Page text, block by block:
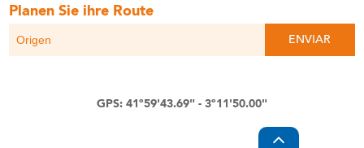
Planen Sie ihre Route
GPS: 41º59'43.69" - 3º11'50.00"